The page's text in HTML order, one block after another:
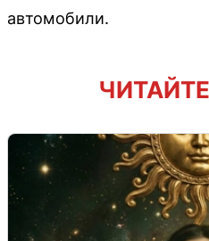
автомобили.